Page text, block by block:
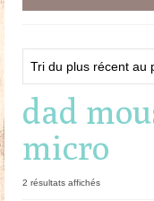
Maileg
Poupées
Doudous
Mobilier &
dad
micro
2 résultats affichésTrié